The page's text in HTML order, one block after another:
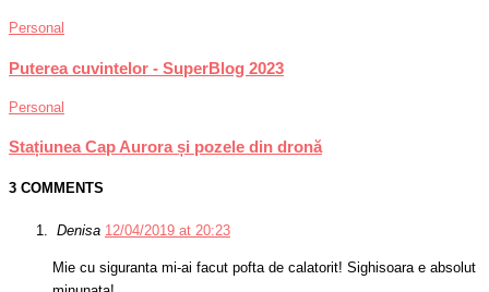
Personal
Puterea cuvintelor - SuperBlog 2023
Personal
Stațiunea Cap Aurora și pozele din dronă
3 COMMENTS
Denisa 12/04/2019 at 20:23
Mie cu siguranta mi-ai facut pofta de calatorit! Sighisoara e absolut